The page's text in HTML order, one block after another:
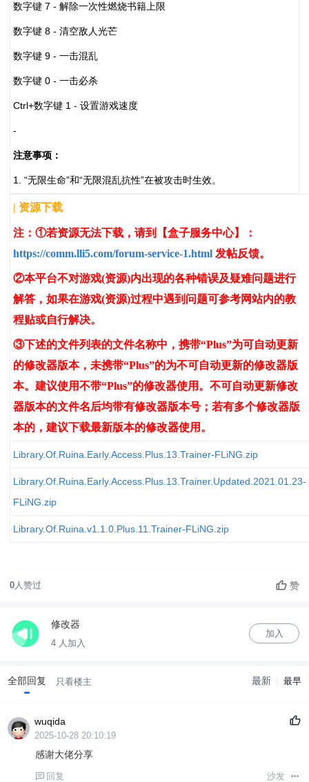
数字键 7 - 解除一次性燃烧书籍上限
数字键 8 - 清空敌人光芒
数字键 9 - 一击混乱
数字键 0 - 一击必杀
Ctrl+数字键 1 - 设置游戏速度
-
注意事项：
1. “无限生命”和“无限混乱抗性”在被攻击时生效。
| 资源下载
注：①若资源无法下载，请到【盒子服务中心】：
https://comm.lli5.com/forum-service-1.html 发帖反馈。
②本平台不对游戏(资源)内出现的各种错误及疑难问题进行
解答，如果在游戏(资源)过程中遇到问题可参考网站内的教
程贴或自行解决。
③下述的文件列表的文件名称中，携带“Plus”为可自动更新
的修改器版本，未携带“Plus”的为不可自动更新的修改器版
本。建议使用不带“Plus”的修改器使用。不可自动更新修改
器版本的文件名后均带有修改器版本号；若有多个修改器版
本的，建议下载最新版本的修改器使用。
Library.Of.Ruina.Early.Access.Plus.13.Trainer-FLiNG.zip
Library.Of.Ruina.Early.Access.Plus.13.Trainer.Updated.2021.01.23-
FLiNG.zip
Library.Of.Ruina.v1.1.0.Plus.11.Trainer-FLiNG.zip
0人赞过 赞
修改器
4 人加入
加入
全部回复 只看楼主 最新 最早
wuqida
2025-10-28 20:10:19
感谢大佬分享
回复 沙发